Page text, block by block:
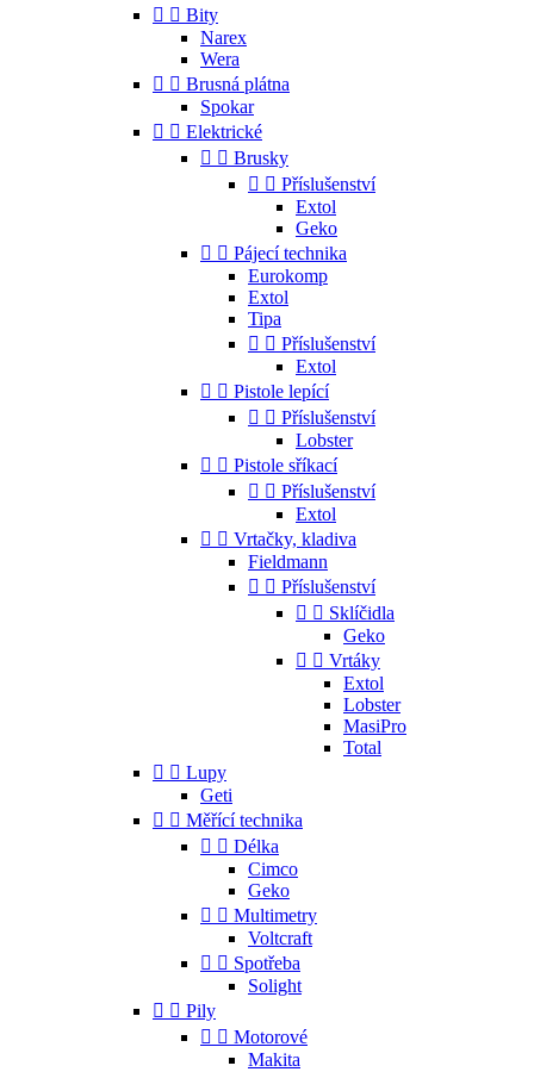
  Bity
Narex
Wera
  Brusná plátna
Spokar
  Elektrické
  Brusky
  Příslušenství
Extol
Geko
  Pájecí technika
Eurokomp
Extol
Tipa
  Příslušenství
Extol
  Pistole lepící
  Příslušenství
Lobster
  Pistole sříkací
  Příslušenství
Extol
  Vrtačky, kladiva
Fieldmann
  Příslušenství
  Sklíčidla
Geko
  Vrtáky
Extol
Lobster
MasiPro
Total
  Lupy
Geti
  Měřící technika
  Délka
Cimco
Geko
  Multimetry
Voltcraft
  Spotřeba
Solight
  Pily
  Motorové
Makita